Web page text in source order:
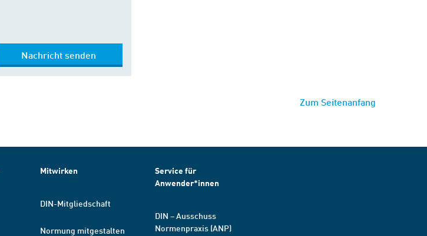
Nachricht senden
Zum Seitenanfang
Mitwirken
DIN-Mitgliedschaft
Normung mitgestalten
Service für
Anwender*innen
DIN – Ausschuss
Normenpraxis (ANP)